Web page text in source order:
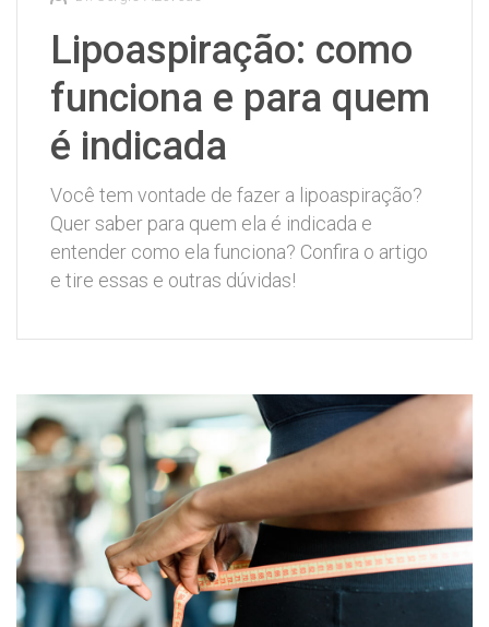
Lipoaspiração: como
funciona e para quem
é indicada
Você tem vontade de fazer a lipoaspiração?
Quer saber para quem ela é indicada e
entender como ela funciona? Confira o artigo
e tire essas e outras dúvidas!